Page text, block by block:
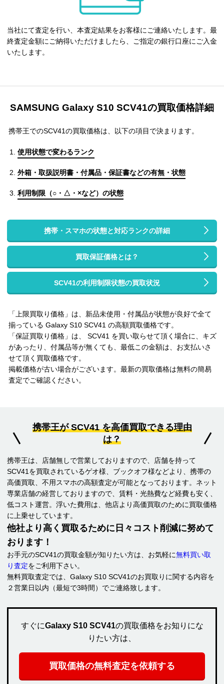
当社にて査定を行い、本査定結果をお客様にご連絡いたします。最
終査定金額にご納得いただけましたら、ご指定の銀行口座にご入金
いたします。
SAMSUNG Galaxy S10 SCV41の買取価格詳細
携帯王でのSCV41の買取価格は、以下の項目で決まります。
使用状態で変わるランク
外箱・取扱説明書・付属品・保証書などの有無・状態
利用制限（○・△・×など）の状態
携帯・スマホの状態と対応ランクの詳細
買取保証価格とは？
SCV41の利用制限状態の買取状況
「上限買取り価格」は、新品未使用・付属品が状態が良好で全て
揃っている Galaxy S10 SCV41 の高額買取価格です。
「保証買取り価格」は、 SCV41 を買い取らせて頂く場合に、キズ
があったり、付属品等が無くても、最低この金額は、お支払いさ
せて頂く買取価格です。
掲載価格が古い場合がございます。最新の買取価格は無料の簡易
査定でご確認ください。
携帯王が SCV41 を高価買取できる理由
は？
携帯王は、店舗無しで営業しておりますので、店舗を持って
SCV41を買取されているゲオ様、ブックオフ様などより、携帯の
高価買取、不用スマホの高額査定が可能となっております。ネット
専業店舗の経営しておりますので、賃料・光熱費など経費も安く、
低コスト運営。浮いた費用は、他店より高価買取のために買取価格
に上乗せしています。
他社より高く買取るために日々コスト削減に努めて
おります！
お手元のSCV41の買取金額が知りたい方は、お気軽に無料買い取
り査定をご利用下さい。
無料買取査定では、Galaxy S10 SCV41のお買取りに関する内容を
２営業日以内（最短で3時間）でご連絡致します。
すぐにGalaxy S10 SCV41の買取価格をお知りにな
りたい方は、
買取価格の無料査定を依頼する